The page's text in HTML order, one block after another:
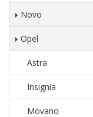
Novo
Opel
Astra
Insignia
Movano